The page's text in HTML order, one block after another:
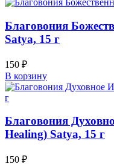
Благовония
Satya, 15 г
150 ₽
В корзину
Благовония
Healing) Satya, 15 г
150 ₽